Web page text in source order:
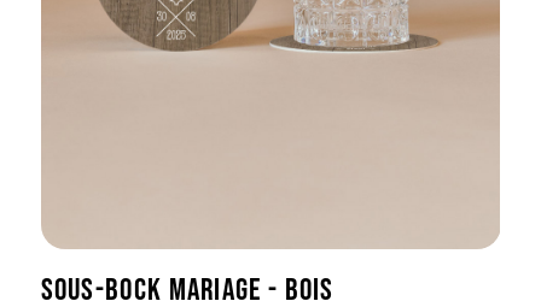
SOUS-BOCK MARIAGE - BOIS